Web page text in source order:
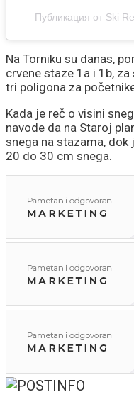
Публикация от Ski
Na Torniku su danas,
crvene staze 1a i 1b,
tri poligona za
Kada je reč o visini
navode da na Staroj
snega na stazama, dok
20 do 30 cm snega.